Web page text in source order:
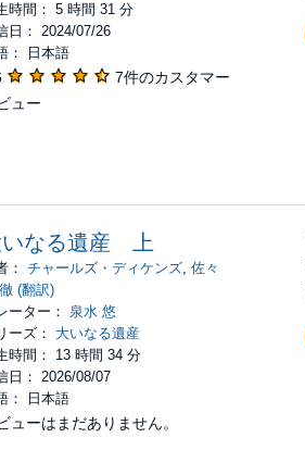
時間： 5 時間 31 分
日： 2024/07/26
： 日本語
7件のカスタマー
ュー
いなる遺産 上
：チャールズ・ディケンズ ,佐々
(翻訳)
ーター： 泉水 悠
ーズ： 大いなる遺産
時間： 13 時間 34 分
日： 2026/08/07
： 日本語
ューはまだありません。